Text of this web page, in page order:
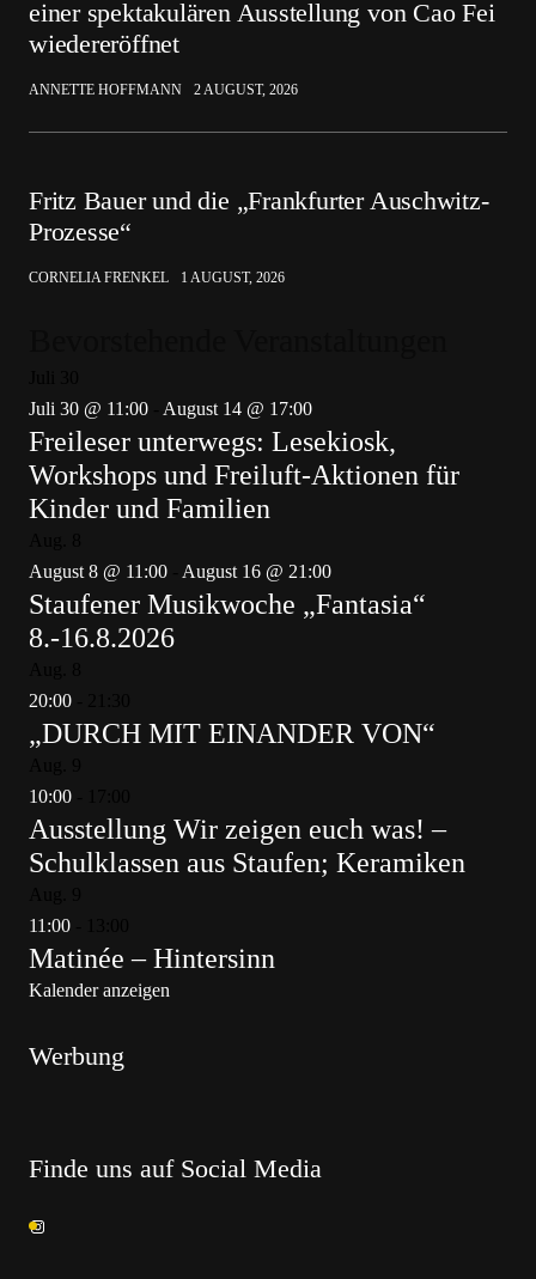
einer spektakulären Ausstellung von Cao Fei
wiedereröffnet
ANNETTE HOFFMANN 2 AUGUST, 2026
Fritz Bauer und die „Frankfurter Auschwitz-
Prozesse“
CORNELIA FRENKEL 1 AUGUST, 2026
Juli 30 @ 11:00
August 14 @ 17:00
Freileser unterwegs: Lesekiosk,
Workshops und Freiluft-Aktionen für
Kinder und Familien
August 8 @ 11:00
August 16 @ 21:00
Staufener Musikwoche „Fantasia“
8.-16.8.2026
20:00
„DURCH MIT EINANDER VON“
10:00
Ausstellung Wir zeigen euch was! –
Schulklassen aus Staufen; Keramiken
11:00
Matinée – Hintersinn
Kalender anzeigen
Werbung
Finde uns auf Social Media